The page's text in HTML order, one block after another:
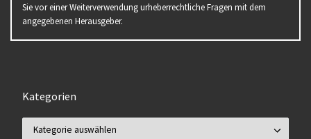
Sie vor einer Weiterverwendung urheberrechtliche Fragen mit dem
angegebenen Herausgeber.
Kategorien